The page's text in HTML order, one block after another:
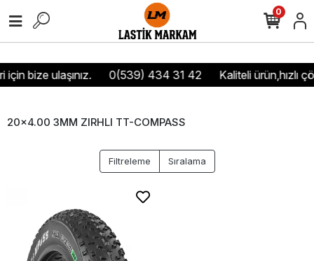
bize ulaşınız. 0(539) 434 31 42 Kaliteli ürün,hızlı
0
20x4.00 3MM ZIRHLI TT-COMPASS
Filtreleme Sıralama